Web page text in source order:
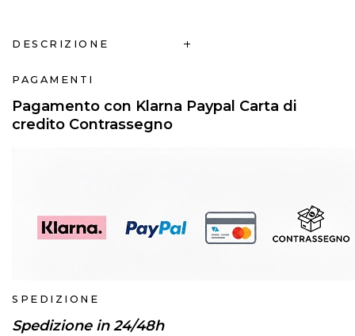
DESCRIZIONE
PAGAMENTI
Pagamento con Klarna Paypal Carta di
credito Contrassegno
SPEDIZIONE
Spedizione in 24/48h